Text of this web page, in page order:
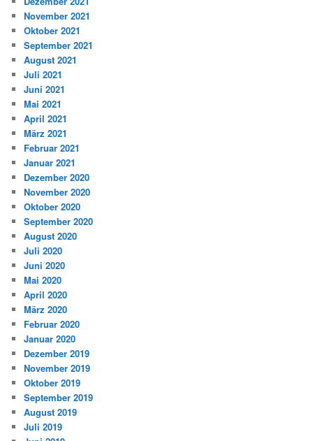
November 2021
Oktober 2021
September 2021
August 2021
Juli 2021
Juni 2021
Mai 2021
April 2021
März 2021
Februar 2021
Januar 2021
Dezember 2020
November 2020
Oktober 2020
September 2020
August 2020
Juli 2020
Juni 2020
Mai 2020
April 2020
März 2020
Februar 2020
Januar 2020
Dezember 2019
November 2019
Oktober 2019
September 2019
August 2019
Juli 2019